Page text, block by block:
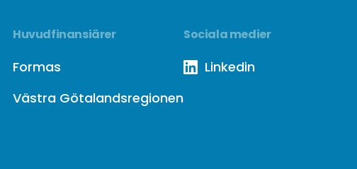
Huvudfinansiärer
Formas
Västra Götalandsregionen
Sociala medier
Linkedin